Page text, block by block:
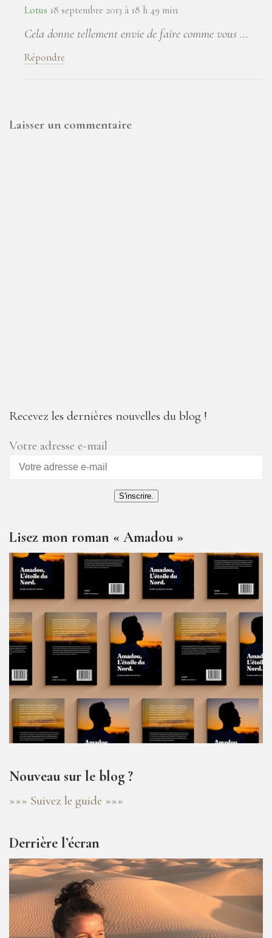
Lotus 18 septembre 2013 à 18 h 49 min
Cela donne tellement envie de faire comme vous …
Répondre
Laisser un commentaire
Recevez les dernières nouvelles du blog !
Votre adresse e-mail
S'inscrire.
Lisez mon roman « Amadou »
Nouveau sur le blog ?
»»» Suivez le guide »»»
Derrière l’écran